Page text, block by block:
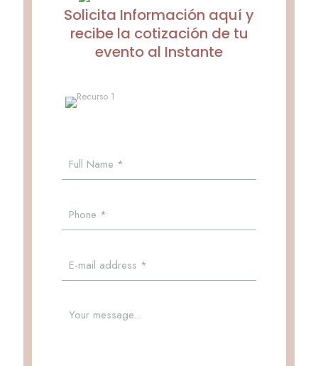
Solicita Información aquí y
recibe la cotización de tu
evento al Instante